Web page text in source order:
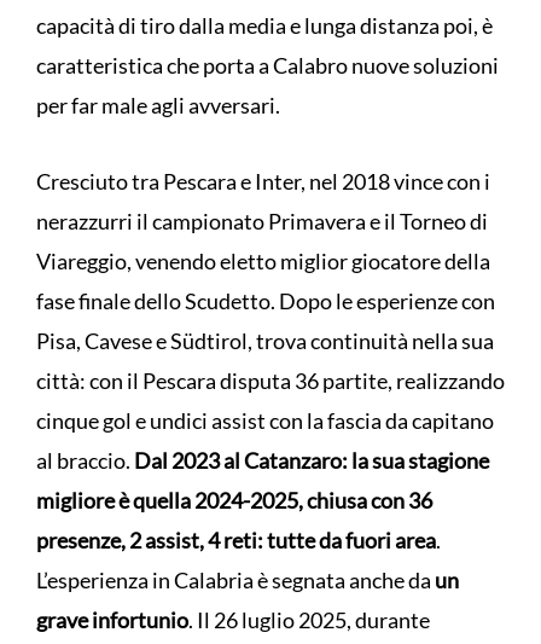
capacità di tiro dalla media e lunga distanza poi, è
caratteristica che porta a Calabro nuove soluzioni
per far male agli avversari.
Cresciuto tra Pescara e Inter, nel 2018 vince con i
nerazzurri il campionato Primavera e il Torneo di
Viareggio, venendo eletto miglior giocatore della
fase finale dello Scudetto. Dopo le esperienze con
Pisa, Cavese e Südtirol, trova continuità nella sua
città: con il Pescara disputa 36 partite, realizzando
cinque gol e undici assist con la fascia da capitano
al braccio. Dal 2023 al Catanzaro: la sua stagione
migliore è quella 2024-2025, chiusa con 36
presenze, 2 assist, 4 reti: tutte da fuori area.
L’esperienza in Calabria è segnata anche da un
grave infortunio. Il 26 luglio 2025, durante